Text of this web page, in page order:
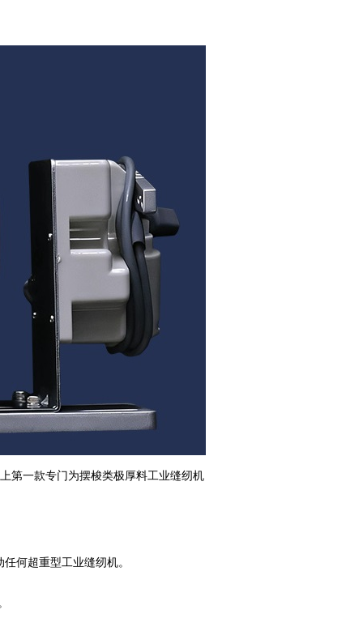
第一款专门为摆梭类极厚料工业缝纫机
何超重型工业缝纫机。